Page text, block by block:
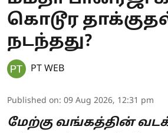
கொடூர
நடந்தது?
PT WEB
Published on: 09 Aug 2026, 12:31 pm
மேற்கு வங்கத்தின்